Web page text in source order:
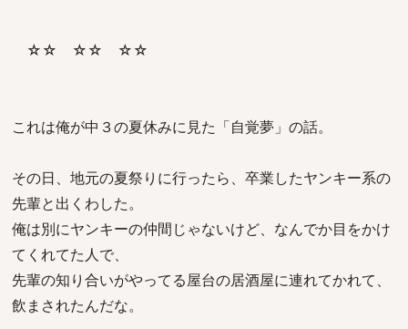
☆☆ ☆☆ ☆☆
これは俺が中３の夏休みに見た「自覚夢」の話。
その日、地元の夏祭りに行ったら、卒業したヤンキー系の
先輩と出くわした。
俺は別にヤンキーの仲間じゃないけど、なんでか目をかけ
てくれてた人で、
先輩の知り合いがやってる屋台の居酒屋に連れてかれて、
飲まされたんだな。